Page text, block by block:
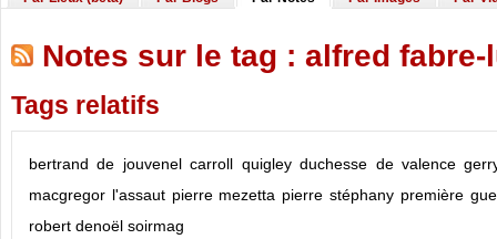
Notes sur le tag : alfred fabre-
Tags relatifs
bertrand de jouvenel carroll quigley duchesse de valence
macgregor l'assaut pierre mezetta pierre stéphany première
robert denoël soirmag